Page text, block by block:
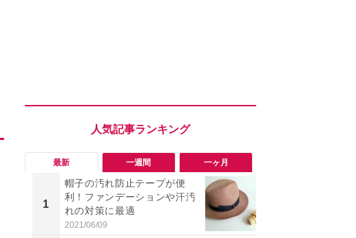
最新 一週間 一ヶ月
1
帽子の汚れ防止テープが便
利！ファンデーションや汗汚
れの対策に最適
2021/06/09